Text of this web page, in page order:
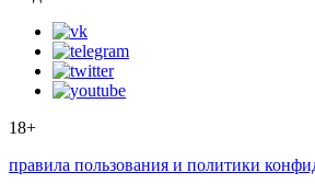
18+
правила пользования и политики